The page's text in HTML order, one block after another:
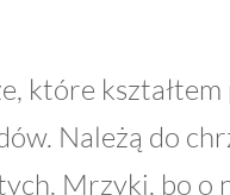
które
Należą do
Mrzyki, bo o